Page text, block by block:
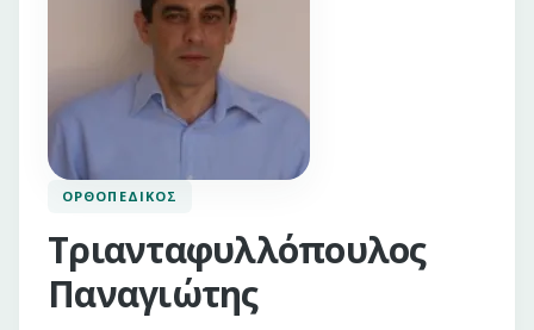
ΟΡΘΟΠΕΔΙΚΌΣ
Τριανταφυλλόπουλος
Παναγιώτης